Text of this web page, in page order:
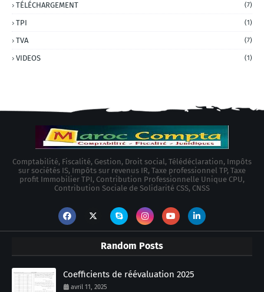
TÉLÉCHARGEMENT (7)
TPI (1)
TVA (7)
VIDEOS (1)
Comptabilité, Fiscalité, Gestion, Droit social, Télédéclaration, Impôts
sur sociétés IS, Impôts sur revenus IR, Taxe professionnel TP, Taxe
profit Immobilier TPI, Contribution Professionnelle Unique CPU,
Contribution Sociale de Solidarité CSS, CNSS
Random Posts
Coefficients de réévaluation 2025
avril 11, 2025